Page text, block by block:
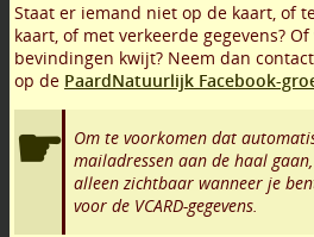
Staat er iemand niet op de kaart, of
kaart, of met verkeerde gegevens?
bevindingen kwijt? Neem dan
op de PaardNatuurlijk Facebook-
Om te voorkomen dat
mailadressen aan de haal
alleen zichtbaar wanneer je
voor de VCARD-gegevens.